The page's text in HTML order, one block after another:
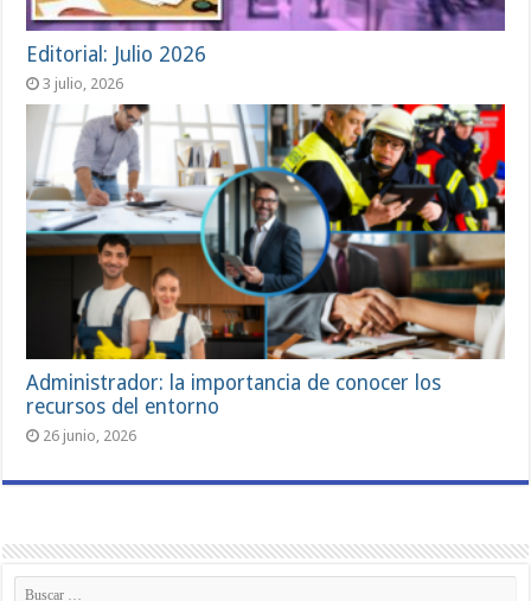
Editorial: Julio 2026
3 julio, 2026
Administrador: la importancia de conocer los
recursos del entorno
26 junio, 2026